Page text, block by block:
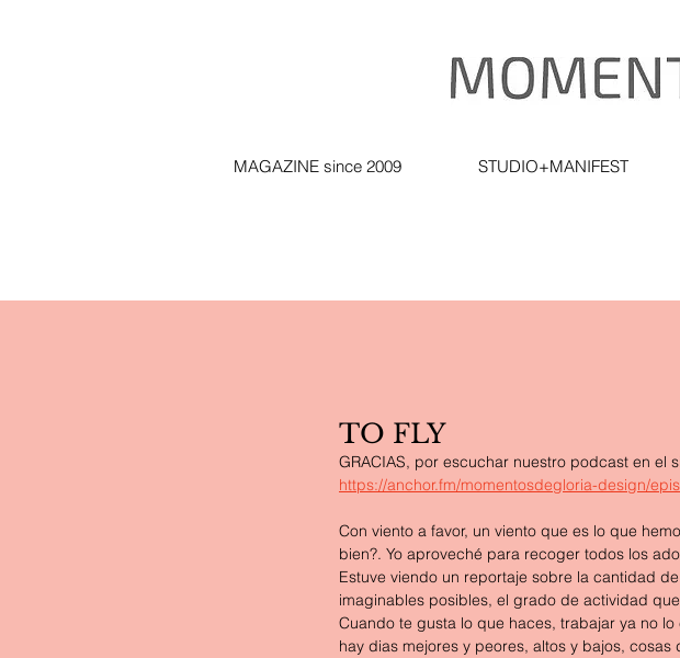
MAGAZINE since 2009 STUDIO+MANIFEST
TO FLY
GRACIAS, por escuchar nuestro podcast en el
https://anchor.fm/momentosdegloria-design/
Con viento a favor, un viento que es lo que
bien?. Yo aproveché para recoger todos los
Estuve viendo un reportaje sobre la cantidad
imaginables posibles, el grado de actividad
Cuando te gusta lo que haces, trabajar ya no
hay dias mejores y peores, altos y bajos,